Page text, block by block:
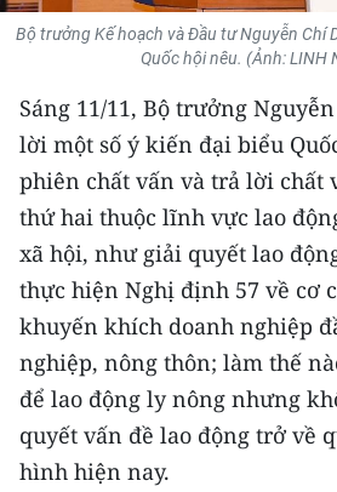
KIỂM CHỨNG THÔNG TIN
TRI THỨC CHUYÊN SÂU
54 DÂN TỘC VIỆT NAM
CHƯƠNG TRÌNH OCOP - MỖI XÃ
MỘT SẢN PHẨM
RADIO
MEDIA CENTER
E-Magazine
Bộ trưởng Kế hoạch và Đầu tư Nguyễn Chí
Quốc hội nêu. (Ảnh: LINH
Sáng 11/11, Bộ trưởng
lời một số ý kiến đại biểu
phiên chất vấn và trả lời chất
thứ hai thuộc lĩnh vực lao
xã hội, như giải quyết lao
thực hiện Nghị định 57 về cơ
khuyến khích doanh nghiệp
nghiệp, nông thôn; làm thế
để lao động ly nông nhưng
quyết vấn đề lao động trở về
hình hiện nay.